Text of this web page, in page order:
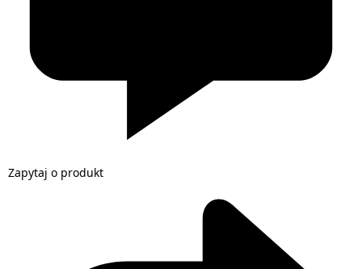
Zapytaj o produkt